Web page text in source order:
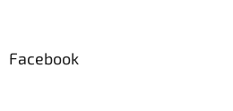
Facebook